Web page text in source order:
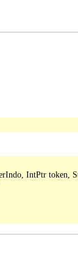
IntPtr token,